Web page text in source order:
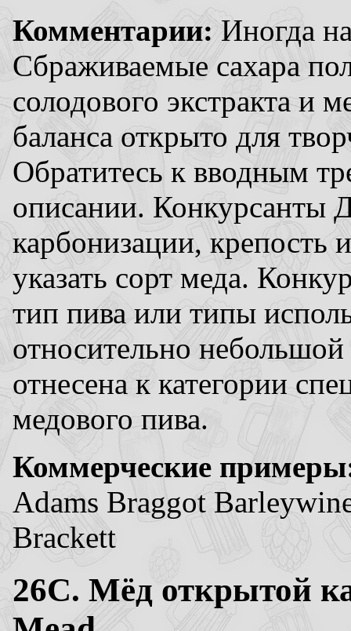
Комментарии:Иногда
Сбраживаемые сахара
солодового экстракта и
баланса открыто для
Обратитесь к вводным
описании.
карбонизации,
указать сорт меда.
тип пива или типы
относительно
отнесена к категории
медового пива.
Коммерческие
Adams Braggot
Brackett
26C. Мёд открытой